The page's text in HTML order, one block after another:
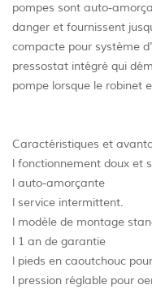
pompes sont auto-
danger et fournissent
compacte pour système
pressostat intégré qui
pompe lorsque le robinet
Caractéristiques et
l fonctionnement doux et
l auto-amorçante
l service intermittent.
l modèle de montage
l 1 an de garantie
l pieds en caoutchouc
l pression réglable pour